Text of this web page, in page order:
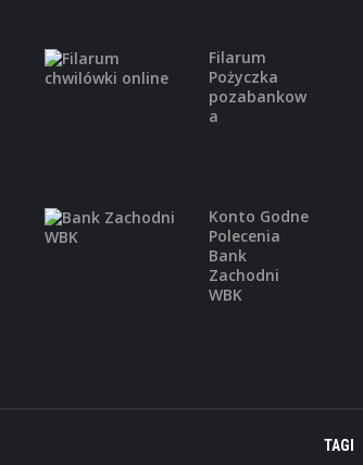
Filarum
Pożyczka
pozabankow
a
Konto Godne
Polecenia
Bank
Zachodni
WBK
TAGI